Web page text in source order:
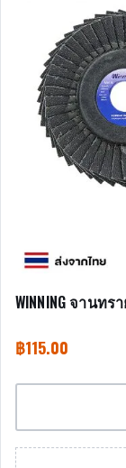
WINNING จานท
฿115.00